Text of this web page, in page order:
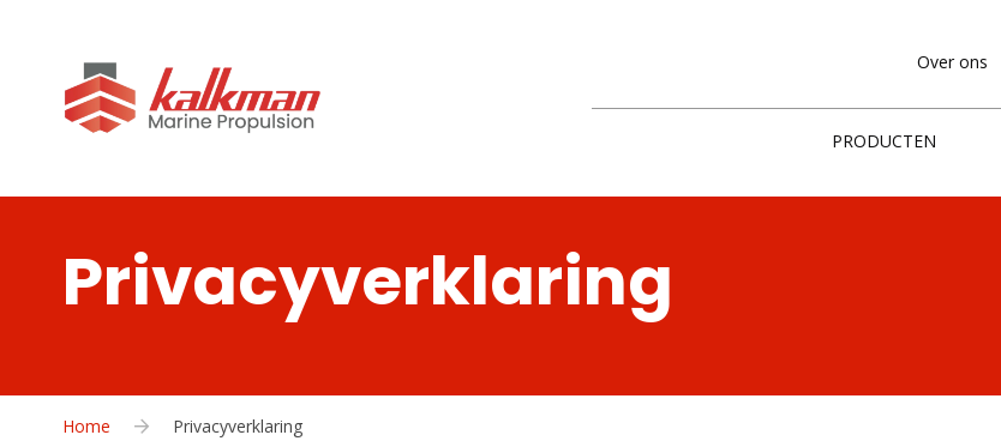
Over ons
PRODUCTEN
Privacyverklaring
Home Privacyverklaring